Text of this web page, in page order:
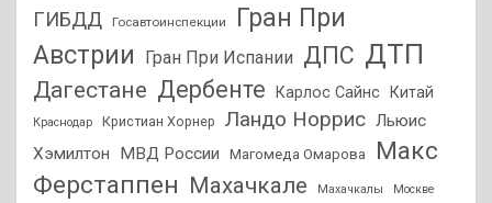
ГИБДД Госавтоинспекции
Гран При
Австрии
Гран При Испании ДПС ДТП
Дагестане Дербенте Карлос Сайнс Китай
Краснодар Кристиан Хорнер Ландо Норрис Льюис
Хэмилтон
МВД России Магомеда Омарова
Макс
Ферстаппен Махачкале Махачкалы Москве